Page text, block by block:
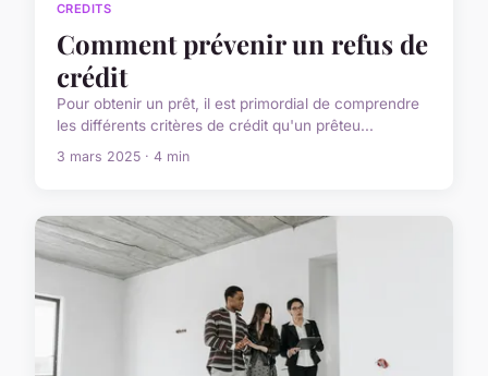
CREDITS
Comment prévenir un refus de
crédit
Pour obtenir un prêt, il est primordial de comprendre
les différents critères de crédit qu'un prêteu...
3 mars 2025 · 4 min